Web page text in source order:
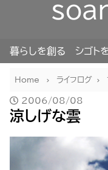
暮らしを創る シゴト
Home ライフログ
2006/08/08
涼しげな雲